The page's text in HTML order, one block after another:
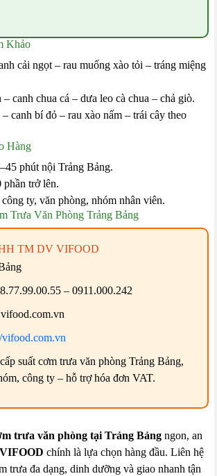
Khảo
cải ngọt – rau muống xào tỏi – tráng miệng
canh chua cá – dưa leo cà chua – chả giò.
canh bí đỏ – rau xào nấm – trái cây theo
Hàng
phút nội Trảng Bảng.
trở lên.
ty, văn phòng, nhóm nhân viên.
Trưa Văn Phòng Trảng Bảng
TM DV VIFOOD
– 0911.000.242
vifood.com.vn
suất cơm trưa văn phòng Trảng Bảng,
công ty – hỗ trợ hóa đơn VAT.
trưa văn phòng tại Trảng Bảng ngon, an
VIFOOD chính là lựa chọn hàng đầu. Liên hệ
trưa đa dạng, dinh dưỡng và giao nhanh tận